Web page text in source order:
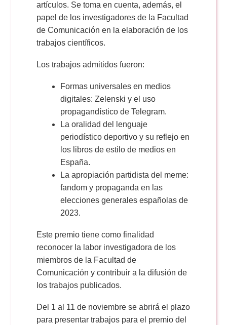
artículos. Se toma en cuenta, además, el
papel de los investigadores de la Facultad
de Comunicación en la elaboración de los
trabajos científicos.
Los trabajos admitidos fueron:
Formas universales en medios
digitales: Zelenski y el uso
propagandístico de Telegram.
La oralidad del lenguaje
periodístico deportivo y su reflejo en
los libros de estilo de medios en
España.
La apropiación partidista del meme:
fandom y propaganda en las
elecciones generales españolas de
2023.
Este premio tiene como finalidad
reconocer la labor investigadora de los
miembros de la Facultad de
Comunicación y contribuir a la difusión de
los trabajos publicados.
Del 1 al 11 de noviembre se abrirá el plazo
para presentar trabajos para el premio del